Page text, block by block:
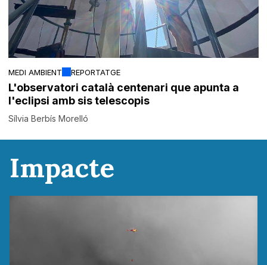
MEDI AMBIENT REPORTATGE
L'observatori català centenari que apunta a
l'eclipsi amb sis telescopis
Sílvia Berbís Morelló
Impacte